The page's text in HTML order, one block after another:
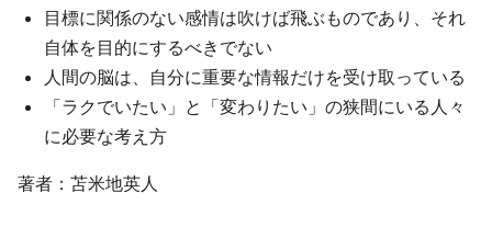
目標に関係のない感情は吹けば飛ぶものであり、それ
自体を目的にするべきでない
人間の脳は、自分に重要な情報だけを受け取っている
「ラクでいたい」と「変わりたい」の狭間にいる人々
に必要な考え方
著者：苫米地英人